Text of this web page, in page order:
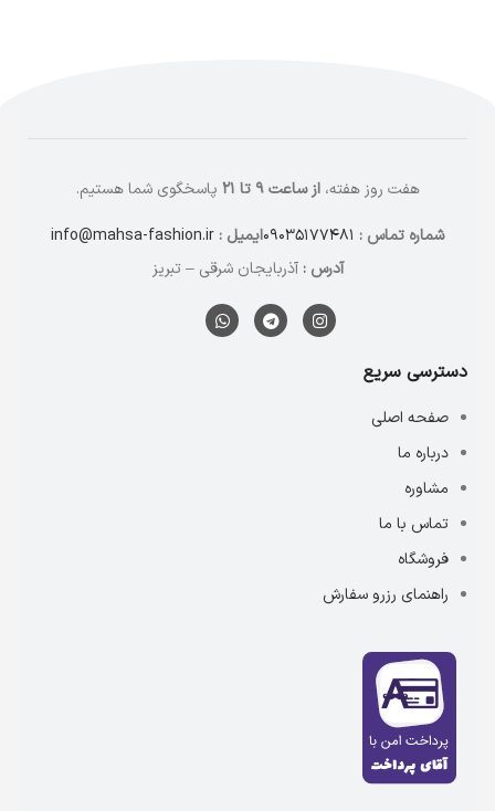
هفت روز هفته،از ساعت ۹ تا ۲۱
پاسخگوی شما هستیم.
شماره تماس : ۰۹۰۳۵۱۷۷۴۸۱ایمیل : info@mahsa-fashion.ir
آدرس : آذربایجان شرقی – تبریز
دسترسی سریع
صفحه اصلی
درباره ما
مشاوره
تماس با ما
فروشگاه
راهنمای رزرو سفارش